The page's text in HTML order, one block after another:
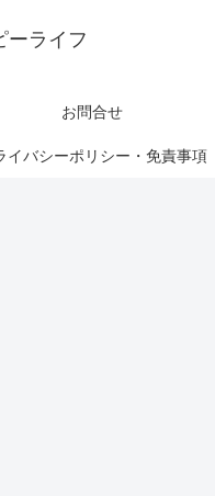
ーライフ
お問合せ
イバシーポリシー・免責事項